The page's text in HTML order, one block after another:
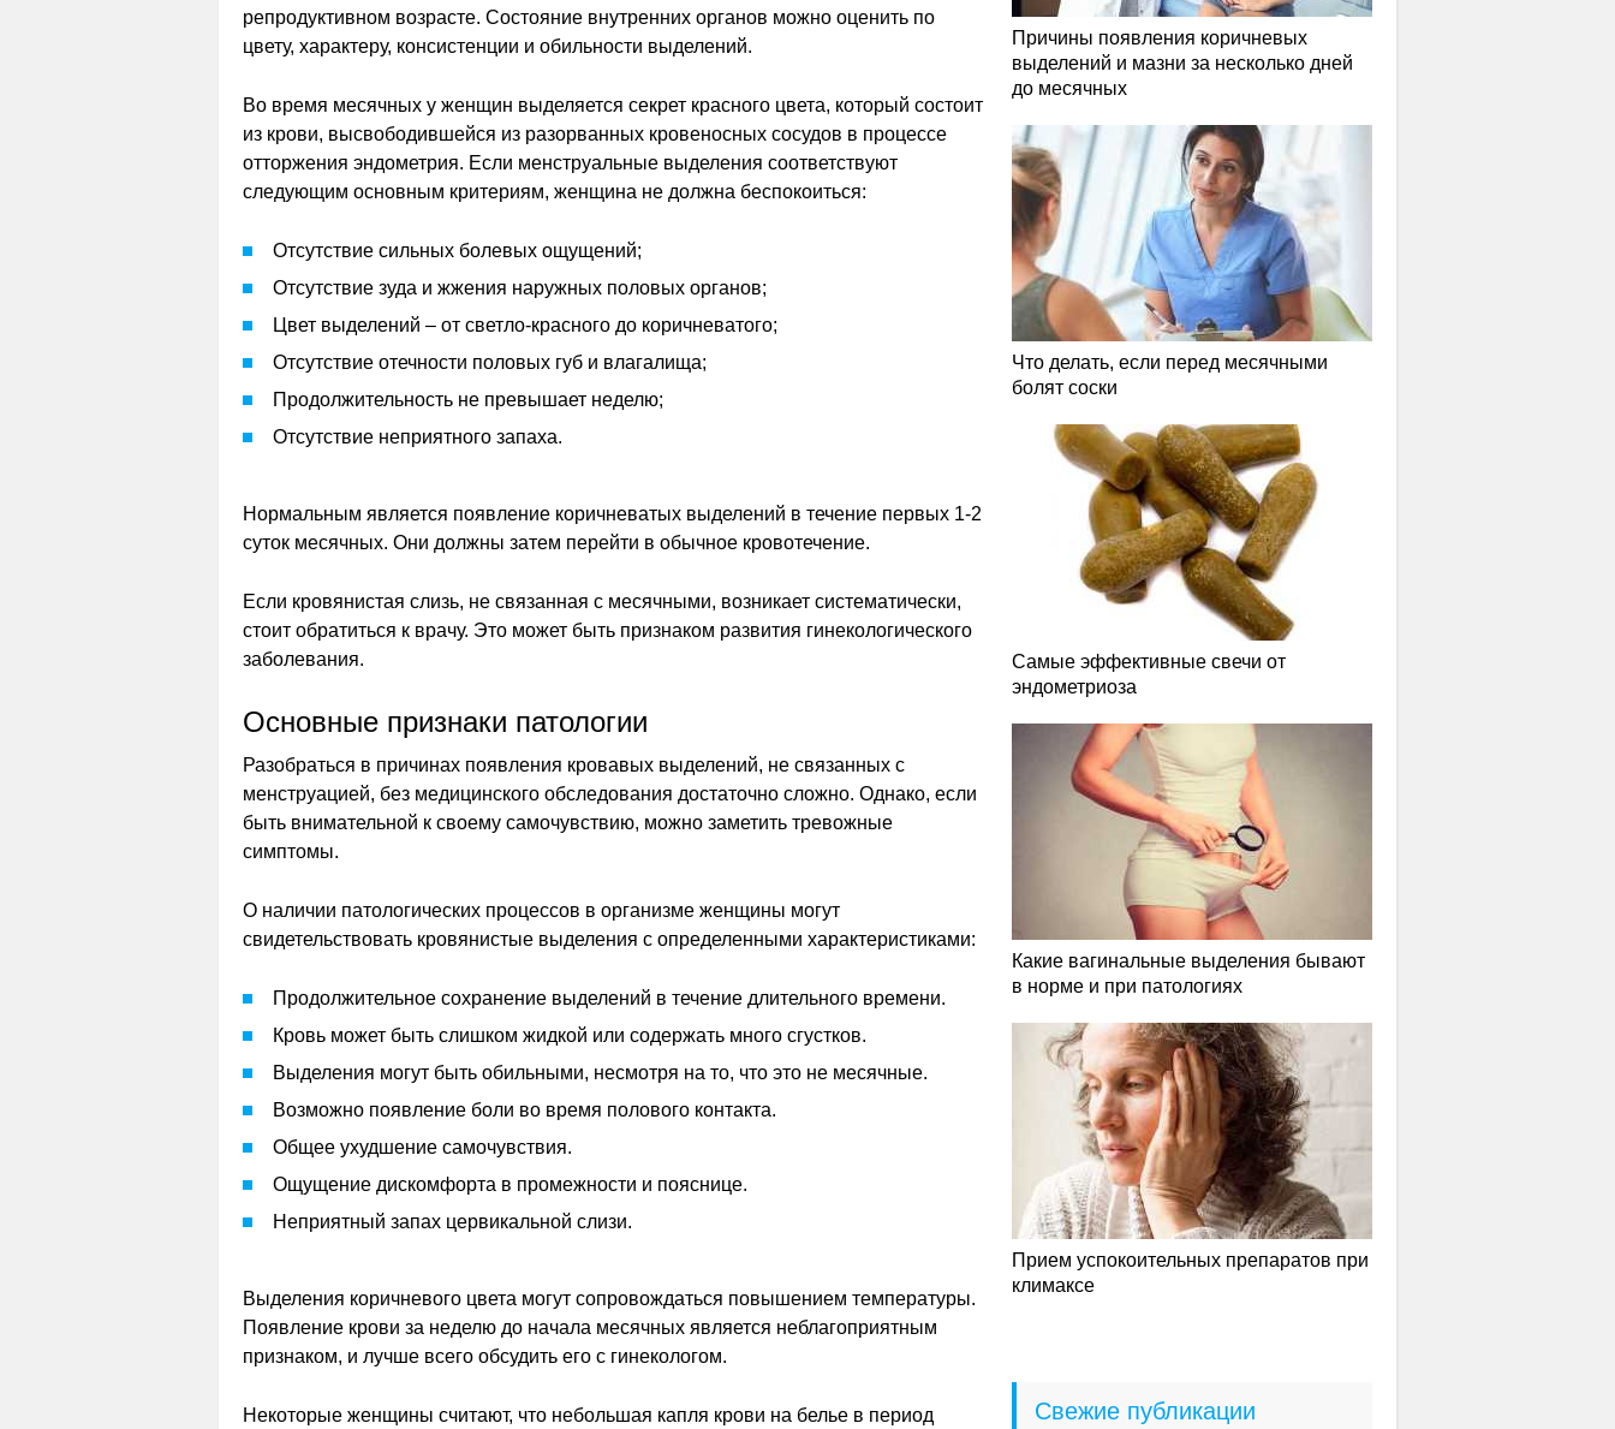
репродуктивном возрасте. Состояние внутренних органов можно оценить по
цвету, характеру, консистенции и обильности выделений.
Во время месячных у женщин выделяется секрет красного цвета, который состоит
из крови, высвободившейся из разорванных кровеносных сосудов в процессе
отторжения эндометрия. Если менструальные выделения соответствуют
следующим основным критериям, женщина не должна беспокоиться:
Отсутствие сильных болевых ощущений;
Отсутствие зуда и жжения наружных половых органов;
Цвет выделений – от светло-красного до коричневатого;
Отсутствие отечности половых губ и влагалища;
Продолжительность не превышает неделю;
Отсутствие неприятного запаха.
Нормальным является появление коричневатых выделений в течение первых 1-2
суток месячных. Они должны затем перейти в обычное кровотечение.
Если кровянистая слизь, не связанная с месячными, возникает систематически,
стоит обратиться к врачу. Это может быть признаком развития гинекологического
заболевания.
Основные признаки патологии
Разобраться в причинах появления кровавых выделений, не связанных с
менструацией, без медицинского обследования достаточно сложно. Однако, если
быть внимательной к своему самочувствию, можно заметить тревожные
симптомы.
О наличии патологических процессов в организме женщины могут
свидетельствовать кровянистые выделения с определенными характеристиками:
Продолжительное сохранение выделений в течение длительного времени.
Кровь может быть слишком жидкой или содержать много сгустков.
Выделения могут быть обильными, несмотря на то, что это не месячные.
Возможно появление боли во время полового контакта.
Общее ухудшение самочувствия.
Ощущение дискомфорта в промежности и пояснице.
Неприятный запах цервикальной слизи.
Выделения коричневого цвета могут сопровождаться повышением температуры.
Появление крови за неделю до начала месячных является неблагоприятным
признаком, и лучше всего обсудить его с гинекологом.
Некоторые женщины считают, что небольшая капля крови на белье в период
Причины появления коричневых
выделений и мазни за несколько дней
до месячных
Что делать, если перед месячными
болят соски
Самые эффективные свечи от
эндометриоза
Какие вагинальные выделения бывают
в норме и при патологиях
Прием успокоительных препаратов при
климаксе
Свежие публикации